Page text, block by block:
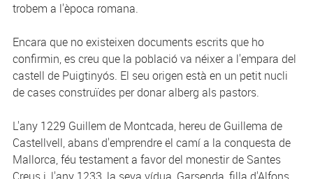
trobem a l'època romana.
Encara que no existeixen documents escrits que ho
confirmin, es creu que la població va néixer a l'empara del
castell de Puigtinyós. El seu origen està en un petit nucli
de cases construïdes per donar alberg als pastors.
L'any 1229 Guillem de Montcada, hereu de Guillema de
Castellvell, abans d'emprendre el camí a la conquesta de
Mallorca, féu testament a favor del monestir de Santes